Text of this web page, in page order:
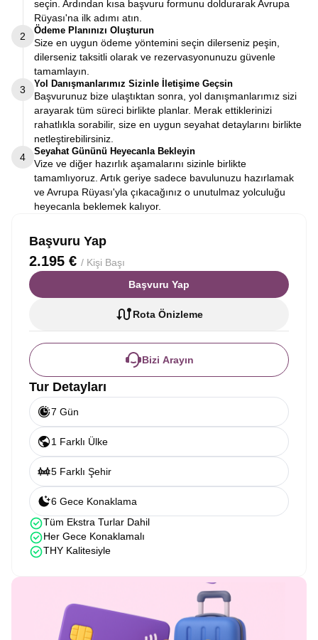
seçin. Ardından kısa başvuru formunu doldurarak Avrupa
Rüyası'na ilk adımı atın.
2
Ödeme Planınızı Oluşturun
Size en uygun ödeme yöntemini seçin dilerseniz peşin,
dilerseniz taksitli olarak ve rezervasyonunuzu güvenle
tamamlayın.
3
Yol Danışmanlarımız Sizinle İletişime Geçsin
Başvurunuz bize ulaştıktan sonra, yol danışmanlarımız sizi
arayarak tüm süreci birlikte planlar. Merak ettiklerinizi
rahatlıkla sorabilir, size en uygun seyahat detaylarını birlikte
netleştirebilirsiniz.
4
Seyahat Gününü Heyecanla Bekleyin
Vize ve diğer hazırlık aşamalarını sizinle birlikte
tamamlıyoruz. Artık geriye sadece bavulunuzu hazırlamak
ve Avrupa Rüyası'yla çıkacağınız o unutulmaz yolculuğu
heyecanla beklemek kalıyor.
Başvuru Yap
2.195 € / Kişi Başı
Başvuru Yap
Rota Önizleme
Bizi Arayın
Tur Detayları
7 Gün
1 Farklı Ülke
5 Farklı Şehir
6 Gece Konaklama
Tüm Ekstra Turlar Dahil
Her Gece Konaklamalı
THY Kalitesiyle